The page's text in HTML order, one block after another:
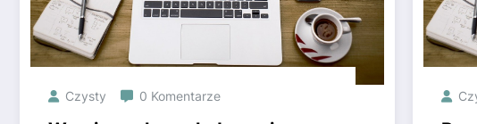
Czysty 0 Komentarze